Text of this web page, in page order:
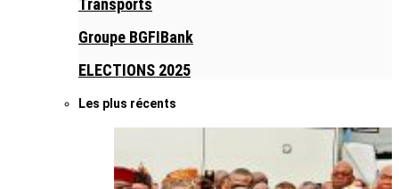
Groupe BGFIBank
ELECTIONS 2025
Les plus récents